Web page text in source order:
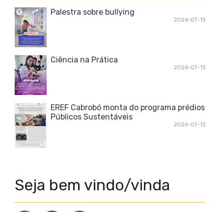
Palestra sobre bullying
2026-07-13
Ciência na Prática
2026-07-13
EREF Cabrobó monta do programa prédios
Públicos Sustentáveis
2026-07-13
Seja bem vindo/vinda